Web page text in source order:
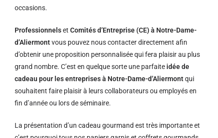
occasions.
Professionnelset Comités d’Entreprise (CE) à Notre-Dame-
d’Aliermontvous pouvez nous contacter directement afin
d’obtenir une proposition personnalisée qui fera plaisir au plus
grand nombre. C’est en quelque sorte une parfaite idée de
cadeau pour les entreprises à Notre-Dame-d’Aliermontqui
souhaitent faire plaisir à leurs collaborateurs ou employés en
fin d’année ou lors de séminaire.
La présentation d’un cadeau gourmand est très importante et